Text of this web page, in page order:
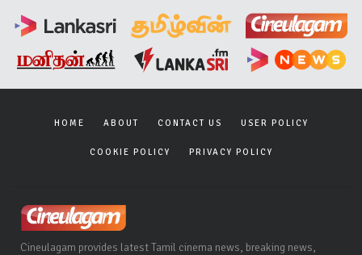
HOME ABOUT CONTACT US USER POLICY
COOKIE POLICY PRIVACY POLICY
Cineulagam provides latest Tamil cinema news, breaking news,